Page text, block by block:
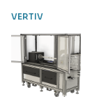
VERTIV